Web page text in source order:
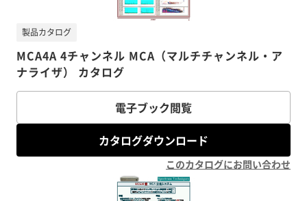
MCA4A 4チャンネル MCA（マルチチャンネル・ア
ナライザ） カタログ
製品カタログ
電子ブック閲覧
カタログダウンロード
このカタログにお問い合わせ